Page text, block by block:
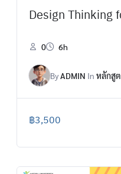
Design Thinking
0 6h
ByADMIN In หลักสู
฿3,500